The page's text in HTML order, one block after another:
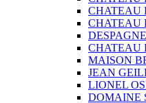
CHATEAU
CHATEAU
CHATEAU
MAISON
JEAN
LIONEL
DOMAINE